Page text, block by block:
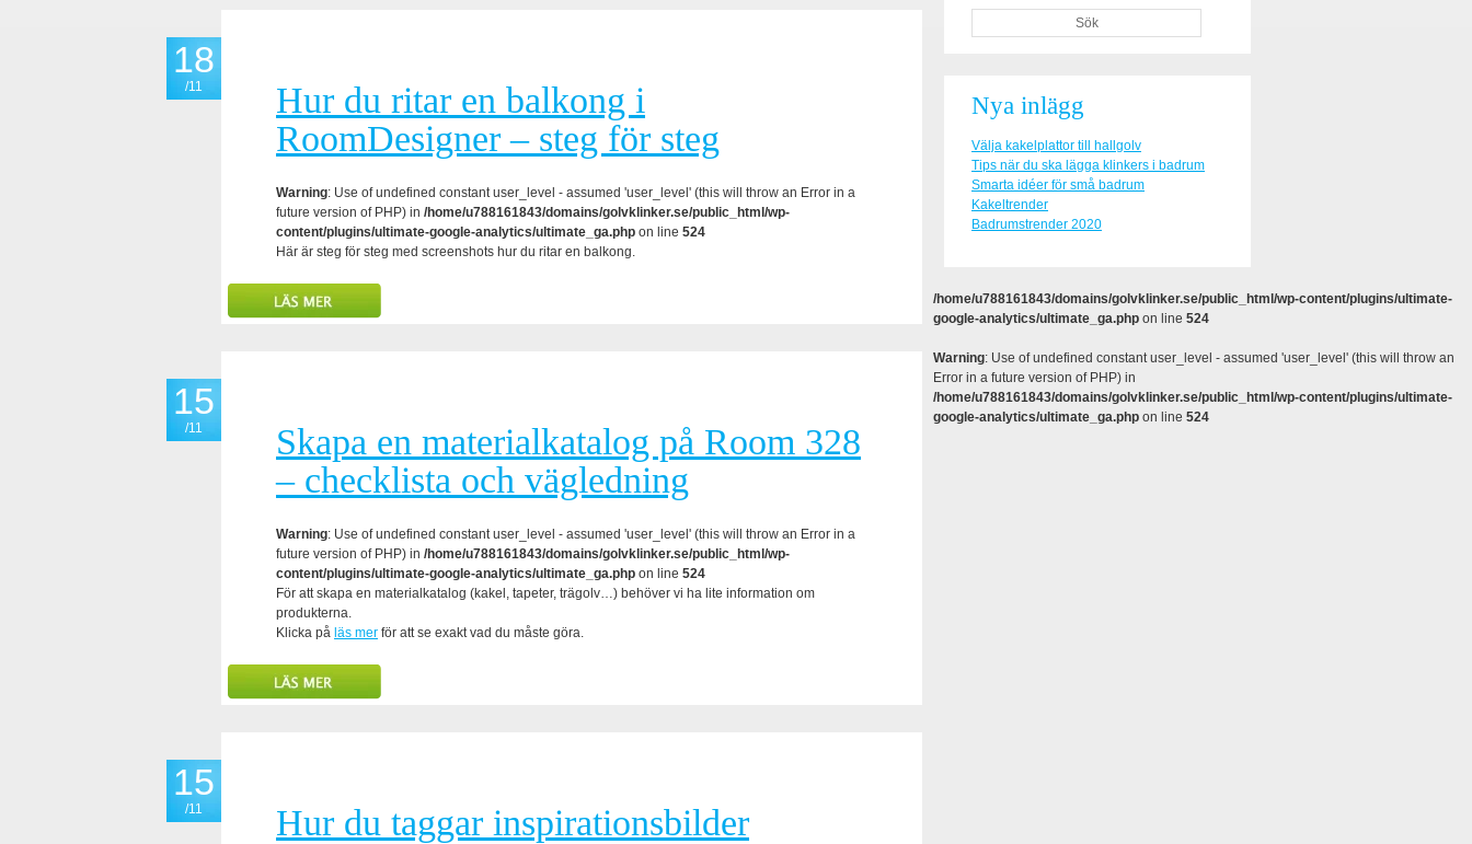
18
/11
Hur du ritar en balkong i
RoomDesigner – steg för steg
Warning: Use of undefined constant user_level - assumed 'user_level' (this will throw an Error in a
future version of PHP) in /home/u788161843/domains/golvklinker.se/public_html/wp-
content/plugins/ultimate-google-analytics/ultimate_ga.php on line 524
Här är steg för steg med screenshots hur du ritar en balkong.
15
/11
Skapa en materialkatalog på Room 328
– checklista och vägledning
Warning: Use of undefined constant user_level - assumed 'user_level' (this will throw an Error in a
future version of PHP) in /home/u788161843/domains/golvklinker.se/public_html/wp-
content/plugins/ultimate-google-analytics/ultimate_ga.php on line 524
För att skapa en materialkatalog (kakel, tapeter, trägolv…) behöver vi ha lite information om
produkterna.
Klicka på läs mer för att se exakt vad du måste göra.
15
/11 Hur du taggar inspirationsbilder
Nya inlägg
Välja kakelplattor till hallgolv
Tips när du ska lägga klinkers i badrum
Smarta idéer för små badrum
Kakeltrender
Badrumstrender 2020
/home/u788161843/domains/golvklinker.se/public_html/wp-content/plugins/ultimate-
google-analytics/ultimate_ga.php on line 524
Warning: Use of undefined constant user_level - assumed 'user_level' (this will throw an
Error in a future version of PHP) in
/home/u788161843/domains/golvklinker.se/public_html/wp-content/plugins/ultimate-
google-analytics/ultimate_ga.php on line 524